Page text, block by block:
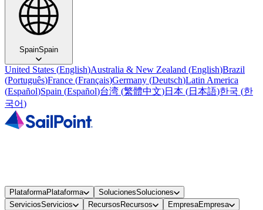
SpainSpain
United States (English)Australia & New Zealand (English)Brazil
(Português)France (Français)Germany (Deutsch)Latin America
(Español)Spain (Español)台湾 (繁體中文)日本 (日本語)한국 (한
국어)
PlataformaPlataforma SolucionesSoluciones
ServiciosServicios Recursos Recursos EmpresaEmpresa